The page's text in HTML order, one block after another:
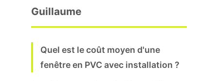
Guillaume
Quel est le coût moyen d'une
fenêtre en PVC avec installation ?